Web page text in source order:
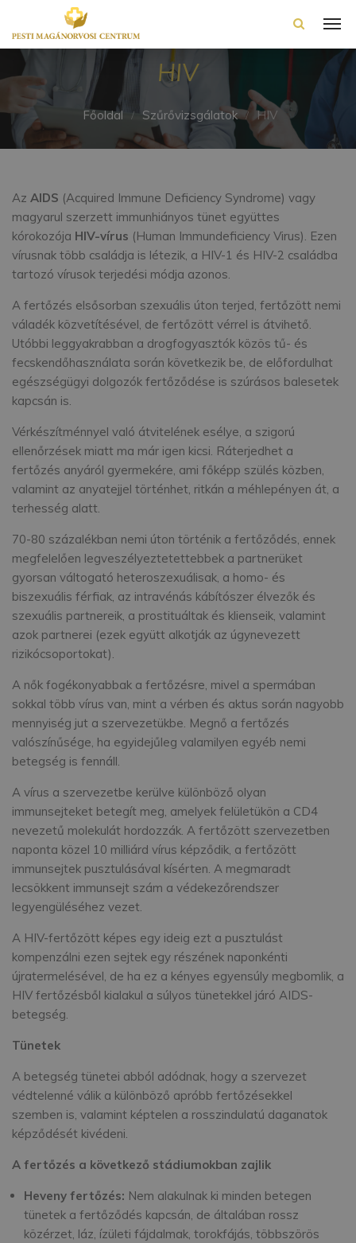
HIV
Főoldal Szűrővizsgálatok HIV
Az AIDS (Acquired Immune Deficiency Syndrome) vagy
magyarul szerzett immunhiányos tünet együttes
kórokozója HIV-vírus (Human Immundeficiency Virus). Ezen
vírusnak több családja is létezik, a HIV-1 és HIV-2 családba
tartozó vírusok terjedési módja azonos.
A fertőzés elsősorban szexuális úton terjed, fertőzött nemi
váladék közvetítésével, de fertőzött vérrel is átvihető.
Utóbbi leggyakrabban a drogfogyasztók közös tű- és
fecskendőhasználata során következik be, de előfordulhat
egészségügyi dolgozók fertőződése is szúrásos balesetek
kapcsán is.
Vérkészítménnyel való átvitelének esélye, a szigorú
ellenőrzések miatt ma már igen kicsi. Ráterjedhet a
fertőzés anyáról gyermekére, ami főképp szülés közben,
valamint az anyatejjel történhet, ritkán a méhlepényen át, a
terhesség alatt.
70-80 százalékban nemi úton történik a fertőződés, ennek
megfelelően legveszélyeztetettebbek a partnerüket
gyorsan váltogató heteroszexuálisak, a homo- és
biszexuális férfiak, az intravénás kábítószer élvezők és
szexuális partnereik, a prostituáltak és klienseik, valamint
azok partnerei (ezek együtt alkotják az úgynevezett
rizikócsoportokat).
A nők fogékonyabbak a fertőzésre, mivel a spermában
sokkal több vírus van, mint a vérben és aktus során nagyobb
mennyiség jut a szervezetükbe. Megnő a fertőzés
valószínűsége, ha egyidejűleg valamilyen egyéb nemi
betegség is fennáll.
A vírus a szervezetbe kerülve különböző olyan
immunsejteket betegít meg, amelyek felületükön a CD4
nevezetű molekulát hordozzák. A fertőzött szervezetben
naponta közel 10 milliárd vírus képződik, a fertőzött
immunsejtek pusztulásával kísérten. A megmaradt
lecsökkent immunsejt szám a védekezőrendszer
legyengüléséhez vezet.
A HIV-fertőzött képes egy ideig ezt a pusztulást
kompenzálni ezen sejtek egy részének naponkénti
újratermelésével, de ha ez a kényes egyensúly megbomlik, a
HIV fertőzésből kialakul a súlyos tünetekkel járó AIDS-
betegség.
Tünetek
A betegség tünetei abból adódnak, hogy a szervezet
védtelenné válik a különböző apróbb fertőzésekkel
szemben is, valamint képtelen a rosszindulatú daganatok
képződését kivédeni.
A fertőzés a következő stádiumokban zajlik
Heveny fertőzés: Nem alakulnak ki minden betegen
tünetek a fertőződés kapcsán, de általában rossz
közérzet, láz, ízületi fájdalmak, torokfájás, többszörös